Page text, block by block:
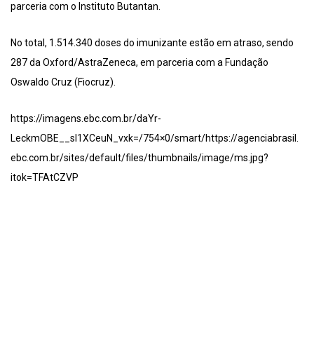
parceria com o Instituto Butantan.
No total, 1.514.340 doses do imunizante estão em atraso, sendo
287 da Oxford/AstraZeneca, em parceria com a Fundação
Oswaldo Cruz (Fiocruz).
https://imagens.ebc.com.br/daYr-
LeckmOBE__sI1XCeuN_vxk=/754×0/smart/https://agenciabrasil.
ebc.com.br/sites/default/files/thumbnails/image/ms.jpg?
itok=TFAtCZVP